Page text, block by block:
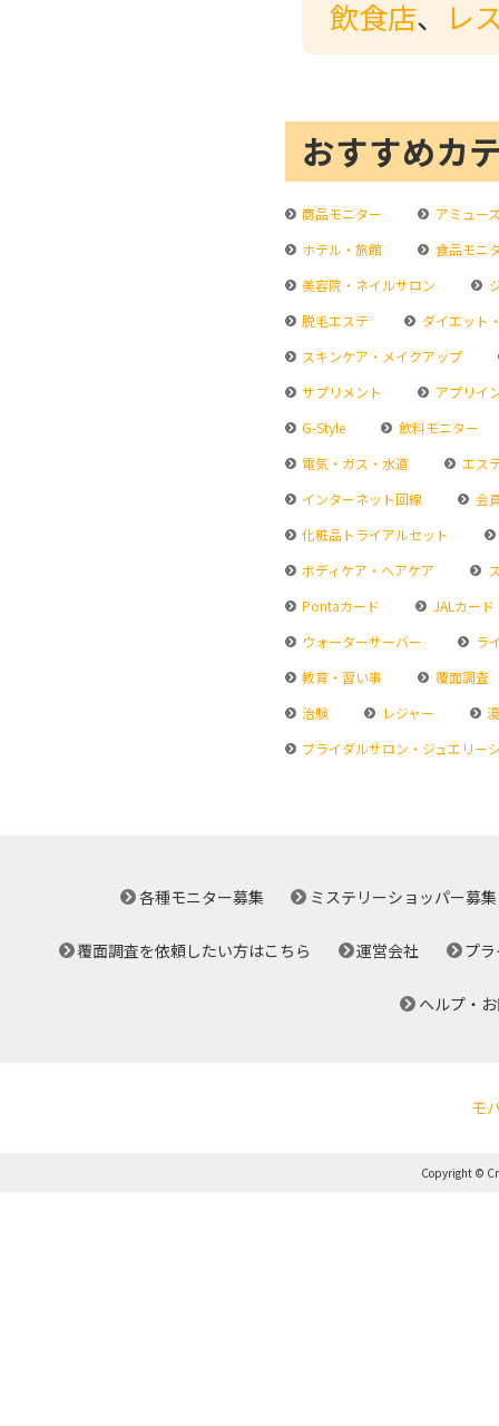
飲食店、 レ
おすすめカ
商品モニター
アミュー
ホテル・旅館
食品モニ
美容院・ネイルサロン
脱毛エステ
ダイエット
スキンケア・メイクアップ
サプリメント
アプリイ
G-Style
飲料モニター
電気・ガス・水道
エス
インターネット回線
会
化粧品トライアルセット
ボディケア・ヘアケア
Pontaカード
JALカード
ウォーターサーバー
ラ
教育・習い事
覆面調査
治験
レジャー
ブライダルサロン・ジュエリー
各種モニター募集 ミステリーショッパー募集
覆面調査を依頼したい方はこちら 運営会社 プ
ヘルプ・
モ
Copyright ©